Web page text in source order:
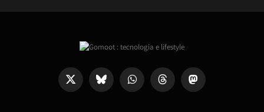
X
Bluesky WhatsAppThreads Mastodon